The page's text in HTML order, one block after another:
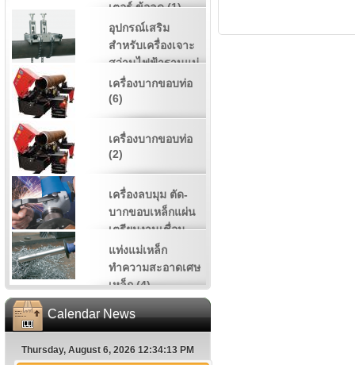
เตอร์ ข้อลด (1)
อุปกรณ์เสริม
สำหรับเครื่องเจาะ
สว่านไฟฟ้าฐานแม่
เหล็ก (4)
เครื่องบากขอบท่อ
(6)
เครื่องบากขอบท่อ
(2)
เครื่องลบมุม ตัด-
บากขอบเหล็กแผ่น
เตรียมงานเชื่อม
(11)
แท่งแม่เหล็ก
ทำความสะอาดเศษ
เหล็ก (4)
Calendar News
Thursday, August 6, 2026 12:34:14 PM